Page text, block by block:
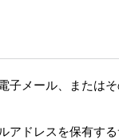
子メール、または
ドレスを保有す